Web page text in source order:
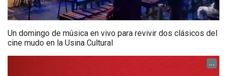
Un domingo de música en vivo para revivir dos clásicos del
cine mudo en la Usina Cultural
...